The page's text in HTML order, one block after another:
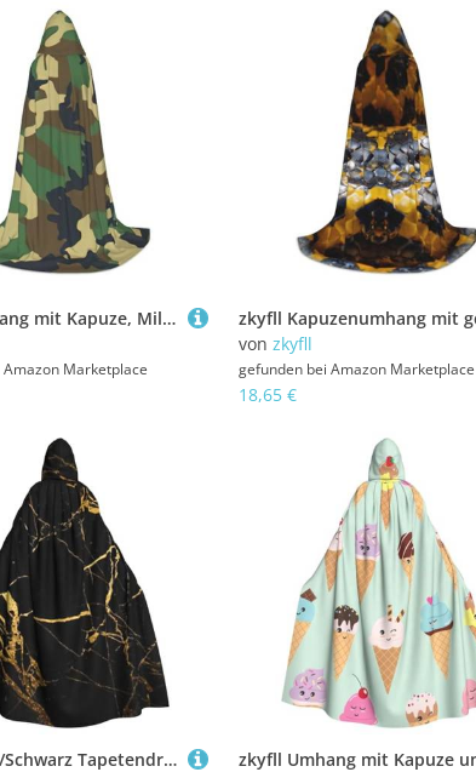
zkyfll Umhang mit Kapuze, Militär, Camouflage, klein, Grün, Halloween, Cosplay, Hexe, Robe Cape
Amazon Marketplace
von zkyfll
gefunden bei Amazon Marketplace
18,65 €
zkyfll Gold/Schwarz Tapetendruck Damen Herren Erwachsene Länge Kapuzenumhang Umhang mit Kapuze Halloween Cosplay Kostüme